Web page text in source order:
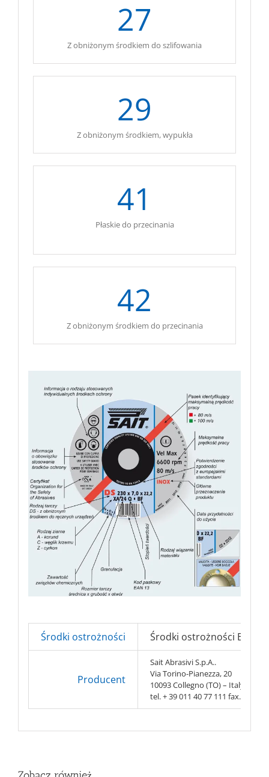
27
Z obniżonym środkiem do szlifowania
29
Z obniżonym środkiem, wypukła
41
Płaskie do przecinania
42
Z obniżonym środkiem do przecinania
Środki ostrożności Środki ostrożności BHP
Producent
Sait Abrasivi S.p.A..
Via Torino-Pianezza, 20
10093 Collegno (TO) – Italy
tel. + 39 011 40 77 111 fax. + 39